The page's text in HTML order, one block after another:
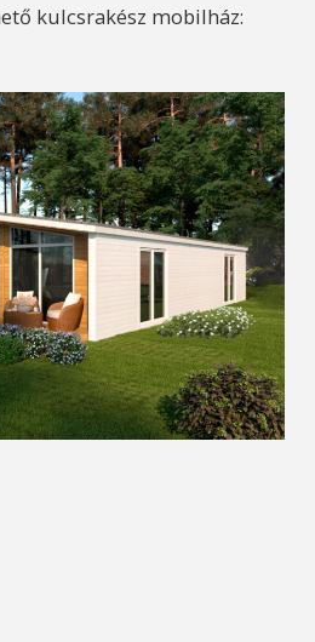
kulcsrakész mobilház: